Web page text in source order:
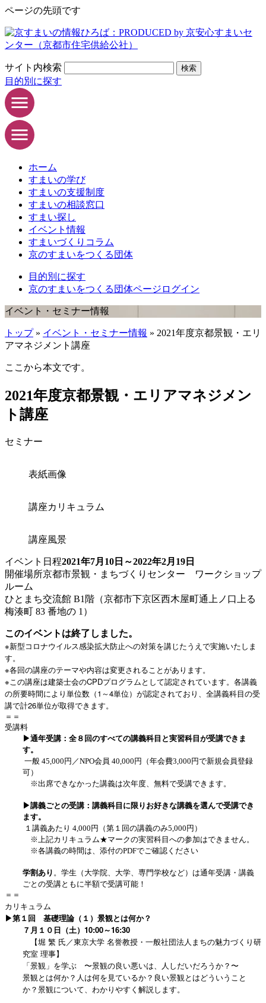
ページの先頭です
サイト内検索 検索
目的別に探す
ホーム
すまいの学び
すまいの支援制度
すまいの相談窓口
すまい探し
イベント情報
すまいづくりコラム
京のすまいをつくる団体
目的別に探す
京のすまいをつくる団体ページログイン
イベント・セミナー情報
トップ» イベント・セミナー情報 » 2021年度京都景観・エリ
アマネジメント講座
ここから本文です。
2021年度京都景観・エリアマネジメン
ト講座
セミナー
表紙画像
講座カリキュラム
講座風景
イベント日程2021年7月10日～2022年2月19日
開催場所京都市景観・まちづくりセンター ワークショップ
ルーム
ひとまち交流館 B1階（京都市下京区西木屋町通上ノ口上る
梅湊町 83 番地の 1）
このイベントは終了しました。
※新型コロナウイルス感染拡大防止への対策を講じたうえで実施いたしま
す。
※各回の講座のテーマや内容は変更されることがあります。
※ この講座は建築士会のCPDプログラムとして認定されています。各講義
の所要時間により単位数（ 1 ～4単位）が認定されており、全講義科目の受
講で計26単位が取得できます。
＝＝
受講料
▶通年受講：全８回のすべての講義科目と実習科目が受講できま
す。
一般 45,000円／NPO会員 40,000円（年会費3,000円で新規会員登録
可）
※出席できなかった講義は次年度、無料で受講できます。
▶講義ごとの受講：講義科目に限りお好きな講義を選んで受講でき
ます。
１講義あたり 4,000円（第１回の講義のみ5,000円）
※上記カリキュラム★マークの実習科目への参加はできません。
※各講義の時間は、添付のPDFでご確認ください
学割あり 。学生（大学院、大学、専門学校など）は通年受講・講義
ごとの受講ともに半額で受講可能！
＝＝
カリキュラム
▶第１回 基礎理論（１）景観とは何か？
７月１０日（土）10:00～16:30
【堀 繁 氏／東京大学 名誉教授・一般社団法人まちの魅力づくり研
究室 理事】
「景観」を学ぶ 〜景観の良い悪いは、人しだいだろうか？〜
景観とは何か？人は何を見ているか？良い景観とはどういうこと
か？景観について、わかりやすく解説します。